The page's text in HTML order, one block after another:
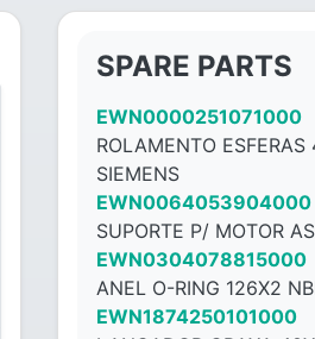
SPARE PARTS
EWN0000251071000
ROLAMENTO
SIEMENS
EWN0064053904000
SUPORTE P/ MOTOR
EWN0304078815000
ANEL O-RING 126X2
EWN1874250101000